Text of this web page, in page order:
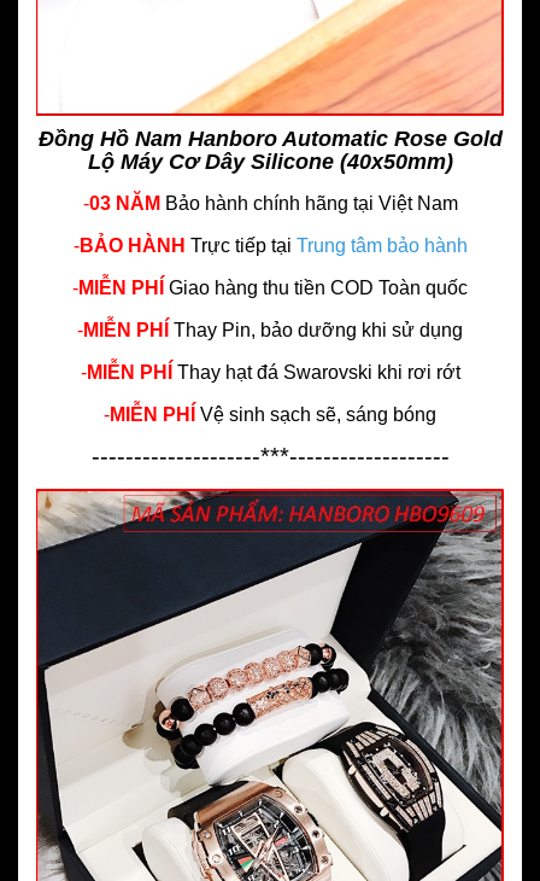
Đồng Hồ Nam Hanboro Automatic Rose Gold
Lộ Máy Cơ Dây Silicone (40x50mm)
-03 NĂM Bảo hành chính hãng tại Việt Nam
-BẢO HÀNH Trực tiếp tại Trung tâm bảo hành
-MIỄN PHÍ Giao hàng thu tiền COD Toàn quốc
-MIỄN PHÍ Thay Pin, bảo dưỡng khi sử dụng
-MIỄN PHÍ Thay hạt đá Swarovski khi rơi rớt
-MIỄN PHÍ Vệ sinh sạch sẽ, sáng bóng
--------------------***-------------------